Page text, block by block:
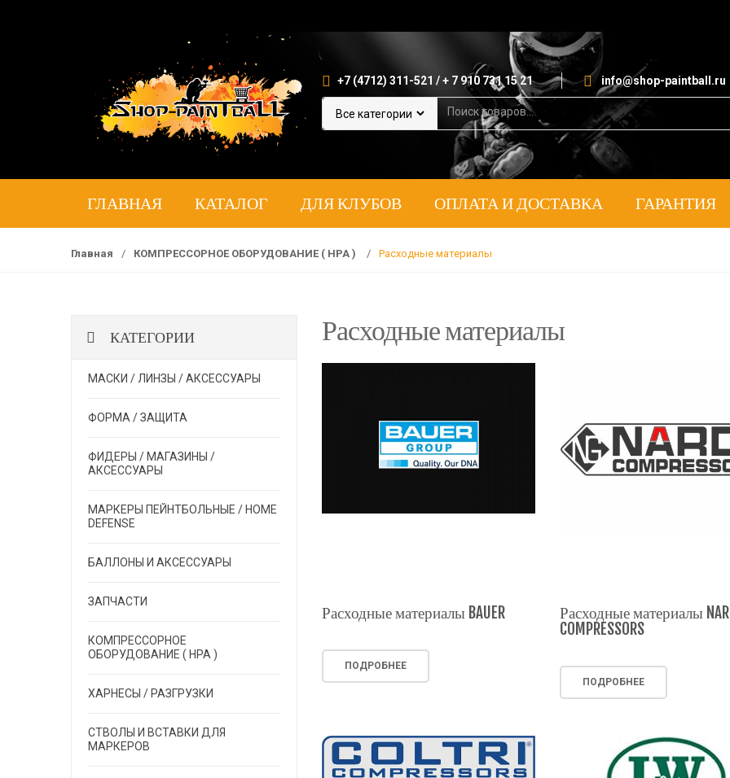
+7 (4712) 311-521 / + 7 910 731 15 21 info@shop-paintball.ru
f
:
ГЛАВНАЯ КАТАЛОГ ДЛЯ КЛУБОВ ОПЛАТА И ДОСТАВКА ГАРАНТИЯ
Главная / КОМПРЕССОРНОЕ ОБОРУДОВАНИЕ ( HPA ) / Расходные материалы
КАТЕГОРИИ
МАСКИ / ЛИНЗЫ / АКСЕССУАРЫ
ФОРМА / ЗАЩИТА
ФИДЕРЫ / МАГАЗИНЫ /
АКСЕССУАРЫ
МАРКЕРЫ ПЕЙНТБОЛЬНЫЕ / HOME
DEFENSE
БАЛЛОНЫ И АКСЕССУАРЫ
ЗАПЧАСТИ
КОМПРЕССОРНОЕ
ОБОРУДОВАНИЕ ( HPA )
ХАРНЕСЫ / РАЗГРУЗКИ
СТВОЛЫ И ВСТАВКИ ДЛЯ
МАРКЕРОВ
Расходные материалы
Расходные материалы BAUER
ПОДРОБНЕЕ
Расходные материалы
COMPRESSORS
ПОДРОБНЕЕ